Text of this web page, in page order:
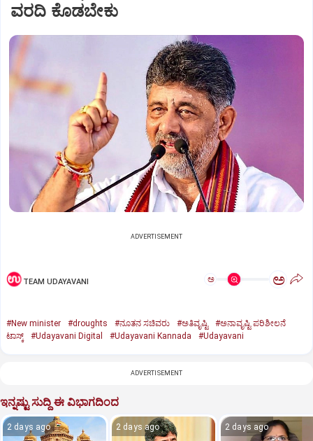
ವರದಿ ಕೊಡಬೇಕು
ADVERTISEMENT
TEAM UDAYAVANI ಅ ಅ
#New minister #droughts #ನೂತನ ಸಚಿವರು #ಅತಿವೃಷ್ಟಿ
#ಅನಾವೃಷ್ಟಿ ಪರಿಶೀಲನೆ
ಟಾಸ್ಕ್‌
#Udayavani Digital #Udayavani Kannada #Udayavani
ADVERTISEMENT
ಇನ್ನಷ್ಟು ಸುದ್ದಿ ಈ ವಿಭಾಗದಿಂದ
2 days ago 2 days ago 2 days ago